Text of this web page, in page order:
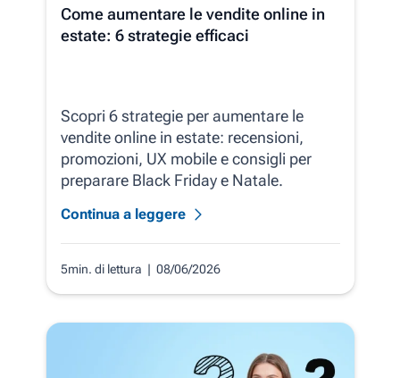
Come aumentare le vendite online in
estate: 6 strategie efficaci
Scopri 6 strategie per aumentare le
vendite online in estate: recensioni,
promozioni, UX mobile e consigli per
preparare Black Friday e Natale.
Continua a leggere
5min. di lettura | 08/06/2026